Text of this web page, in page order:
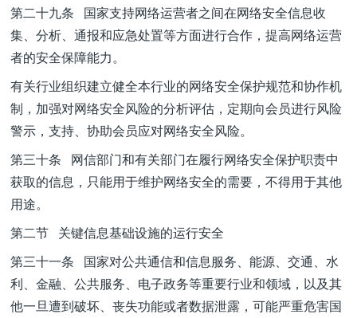
第二十九条 国家支持网络运营者之间在网络安全信息收
集、分析、通报和应急处置等方面进行合作，提高网络运营
者的安全保障能力。
有关行业组织建立健全本行业的网络安全保护规范和协作机
制，加强对网络安全风险的分析评估，定期向会员进行风险
警示，支持、协助会员应对网络安全风险。
第三十条 网信部门和有关部门在履行网络安全保护职责中
获取的信息，只能用于维护网络安全的需要，不得用于其他
用途。
第二节 关键信息基础设施的运行安全
第三十一条 国家对公共通信和信息服务、能源、交通、水
利、金融、公共服务、电子政务等重要行业和领域，以及其
他一旦遭到破坏、丧失功能或者数据泄露，可能严重危害国